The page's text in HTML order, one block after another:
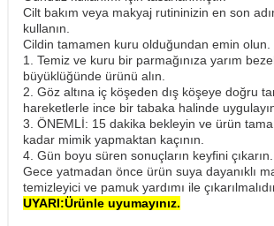
Cilt bakım veya makyaj rutininizin en son
kullanın.
Cildin tamamen kuru olduğundan emin olun.
1. Temiz ve kuru bir parmağınıza yarım
büyüklüğünde ürünü alın.
2. Göz altına iç köşeden dış köşeye doğru
hareketlerle ince bir tabaka halinde
3. ÖNEMLİ: 15 dakika bekleyin ve ürün
kadar mimik yapmaktan kaçının.
4. Gün boyu süren sonuçların keyfini çıkarın.
Gece yatmadan önce ürün suya dayanıklı
temizleyici ve pamuk yardımı ile
​UYARI:Ürünle uyumayınız.